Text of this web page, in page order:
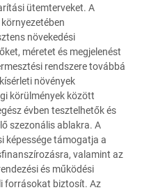
ütemterveket. A
növekedési
méretet és megjelenést
rendszere továbbá
növények
körülmények között
évben tesztelhetők és
szezonális ablakra. A
képessége támogatja a
valamint az
és működési
forrásokat biztosít. Az